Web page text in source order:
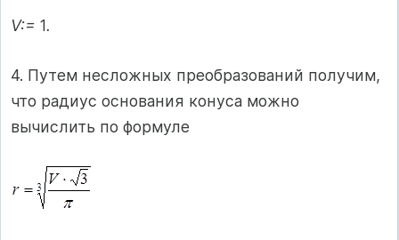
V:= 1.
4. Путем несложных преобразований получим,
что радиус основания конуса можно
вычислить по формуле